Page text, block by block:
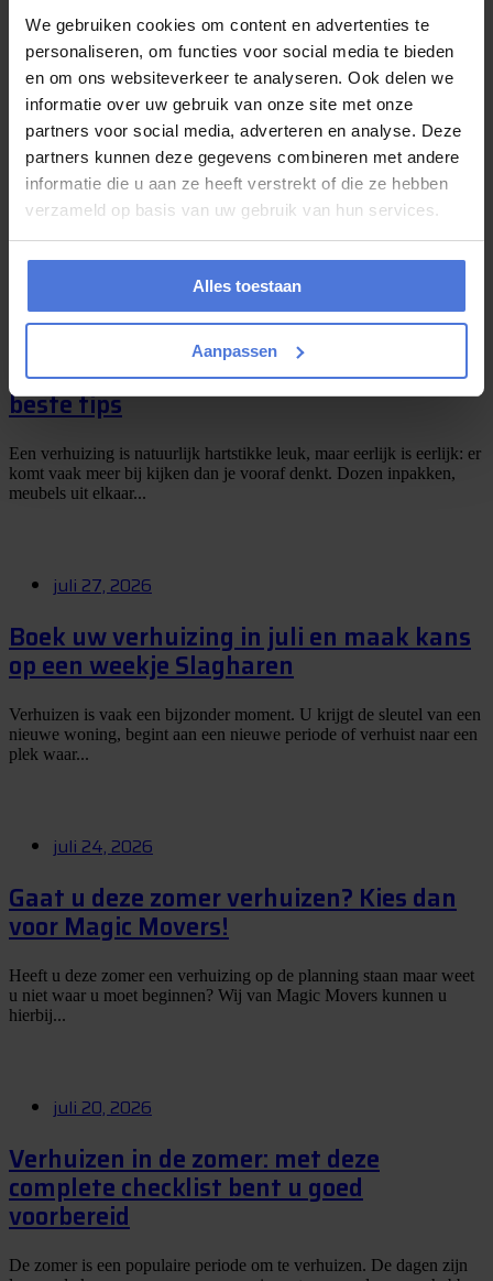
We gebruiken cookies om content en advertenties te
personaliseren, om functies voor social media te bieden
en om ons websiteverkeer te analyseren. Ook delen we
informatie over uw gebruik van onze site met onze
partners voor social media, adverteren en analyse. Deze
partners kunnen deze gegevens combineren met andere
informatie die u aan ze heeft verstrekt of die ze hebben
verzameld op basis van uw gebruik van hun services.
Alles toestaan
Aanpassen
juli 30, 2026
Wie wint onze Slagharen-winactie? Op 1
augustus maken we de winnaar bekend!
De spanning loopt op, want de winnaar van onze Slagharen-
winactie wordt bijna bekendgemaakt! De afgelopen periode kon u
juli 29, 2026
Verhuizen zonder chaos? Dit zijn mijn
beste tips
Een verhuizing is natuurlijk hartstikke leuk, maar eerlijk is eerlijk: er
komt vaak meer bij kijken dan je vooraf denkt. Dozen inpakken,
meubels uit elkaar...
juli 27, 2026
Boek uw verhuizing in juli en maak kans
op een weekje Slagharen
Verhuizen is vaak een bijzonder moment. U krijgt de sleutel van een
nieuwe woning, begint aan een nieuwe periode of verhuist naar een
plek waar...
juli 24, 2026
Gaat u deze zomer verhuizen? Kies dan
voor Magic Movers!
Heeft u deze zomer een verhuizing op de planning staan maar weet
u niet waar u moet beginnen? Wij van Magic Movers kunnen u
hierbij...
juli 20, 2026
Verhuizen in de zomer: met deze
complete checklist bent u goed
voorbereid
De zomer is een populaire periode om te verhuizen. De dagen zijn